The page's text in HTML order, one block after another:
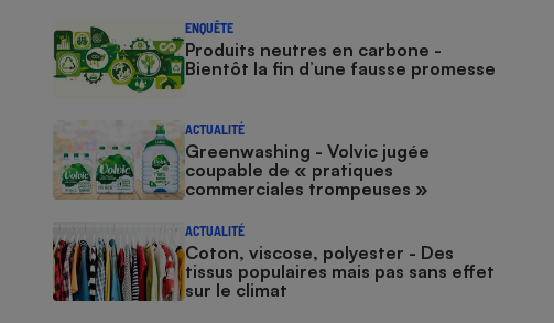
ENQUÊTE
Produits neutres en carbone -
Bientôt la fin d’une fausse promesse
ACTUALITÉ
Greenwashing - Volvic jugée
coupable de « pratiques
commerciales trompeuses »
ACTUALITÉ
Coton, viscose, polyester - Des
tissus populaires mais pas sans effet
sur le climat